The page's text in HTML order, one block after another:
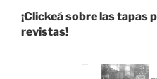
¡Clickeá sobre las tapas
revistas!